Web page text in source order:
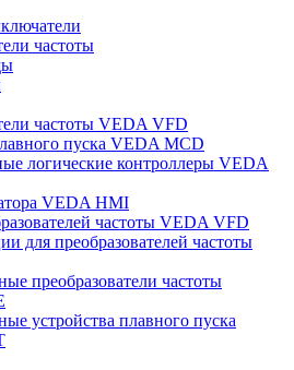
частоты
частоты VEDA VFD
пуска VEDA MCD
логические контроллеры VEDA
VEDA HMI
частоты VEDA VFD
для преобразователей частоты
преобразователи частоты
устройства плавного пуска